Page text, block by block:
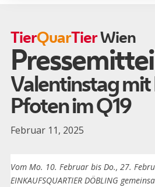
TierQuarTierWien
Valentinstag mit
Pfoten im Q19
Februar 11, 2025
Zurück zu
Vom Mo. 10. Februar bis Do., 27.
EINKAUFSQUARTIER DÖBLING